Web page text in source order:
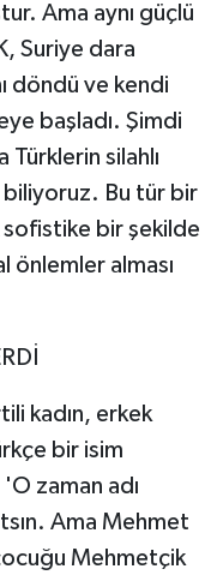
Ama aynı güçlü
Suriye dara
döndü ve kendi
başladı. Şimdi
silahlı
biliyoruz. Bu tür bir
bir şekilde
önlemler alması
kadın, erkek
bir isim
zaman adı
Ama Mehmet
Mehmetçik